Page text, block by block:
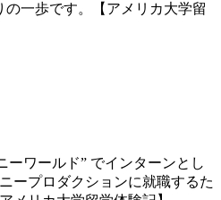
の一歩です。【アメリカ大学留
ーワールド” でインターンとし
ープロダクションに就職するた